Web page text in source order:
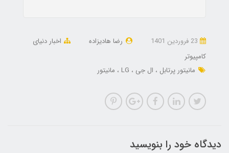
رضا هادیزاده
اخبار دنیای
کامپیوتر
مانیتور پرتابل
ال جی LG مانیتور
دیدگاه خود را بنویسید